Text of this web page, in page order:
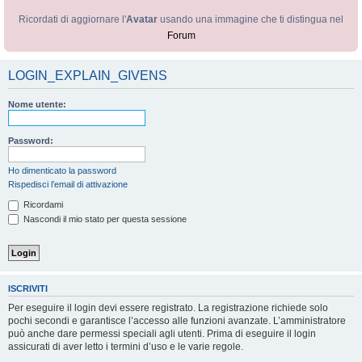
Ricordati di aggiornare l'Avatar usando una immagine che ti distingua nel
Forum
LOGIN_EXPLAIN_GIVENS
Nome utente:
Password:
Ho dimenticato la password
Rispedisci l’email di attivazione
Ricordami
Nascondi il mio stato per questa sessione
ISCRIVITI
Per eseguire il login devi essere registrato. La registrazione richiede solo
pochi secondi e garantisce l’accesso alle funzioni avanzate. L’amministratore
può anche dare permessi speciali agli utenti. Prima di eseguire il login
assicurati di aver letto i termini d’uso e le varie regole.